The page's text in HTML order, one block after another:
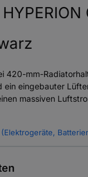
420-mm-
ein eingebauter
massiven